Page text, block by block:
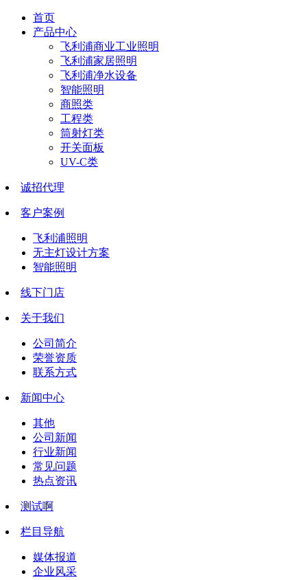
首页
产品中心
飞利浦商业工业照明
飞利浦家居照明
飞利浦净水设备
智能照明
商照类
工程类
筒射灯类
开关面板
UV-C类
诚招代理
客户案例
飞利浦照明
无主灯设计方案
智能照明
线下门店
关于我们
公司简介
荣誉资质
联系方式
新闻中心
其他
公司新闻
行业新闻
常见问题
热点资讯
测试啊
栏目导航
媒体报道
企业风采